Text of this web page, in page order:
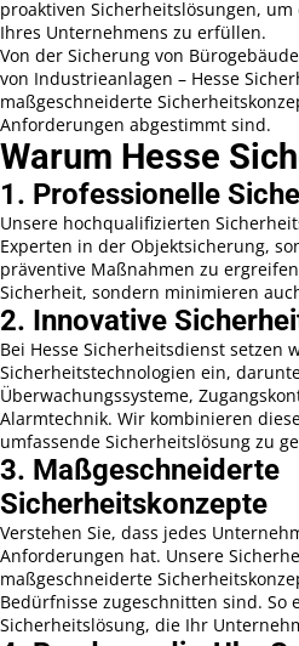
proaktiven Sicherheitslösungen,
Ihres Unternehmens zu erfüllen.
Von der Sicherung von
von Industrieanlagen – Hesse
maßgeschneiderte
Anforderungen abgestimmt sind.
Warum Hesse
1. Professionelle
Unsere hochqualifizierten
Experten in der Objektsicherung,
präventive Maßnahmen zu
Sicherheit, sondern minimieren
2. Innovative
Bei Hesse Sicherheitsdienst setzen
Sicherheitstechnologien ein,
Überwachungssysteme,
Alarmtechnik. Wir kombinieren
umfassende Sicherheitslösung zu
3. Maßgeschneiderte
Sicherheitskonzepte
Verstehen Sie, dass jedes
Anforderungen hat. Unsere
maßgeschneiderte
Bedürfnisse zugeschnitten sind. So
Sicherheitslösung, die Ihr